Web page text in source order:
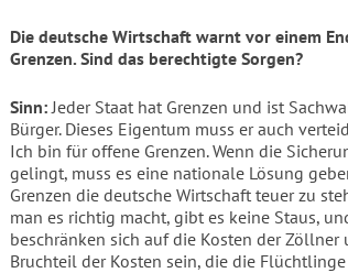
Die deutsche Wirtschaft warnt vor einem
Grenzen. Sind das berechtigte Sorgen?
Sinn:Jeder Staat hat Grenzen und ist
Bürger. Dieses Eigentum muss er auch
Ich bin für offene Grenzen. Wenn die
gelingt, muss es eine nationale Lösung
Grenzen die deutsche Wirtschaft teuer zu
man es richtig macht, gibt es keine Staus,
beschränken sich auf die Kosten der
Bruchteil der Kosten sein, die die